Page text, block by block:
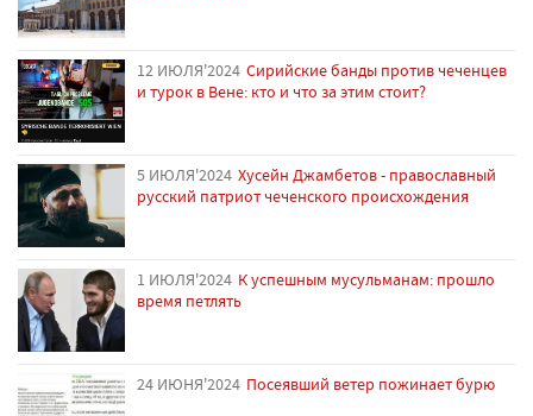
12 ИЮЛЯ'2024 Сирийские банды против чеченцев
и турок в Вене: кто и что за этим стоит?
5 ИЮЛЯ'2024 Хусейн Джамбетов - православный
русский патриот чеченского происхождения
1 ИЮЛЯ'2024 К успешным мусульманам: прошло
время петлять
24 ИЮНЯ'2024 Посеявший ветер пожинает бурю